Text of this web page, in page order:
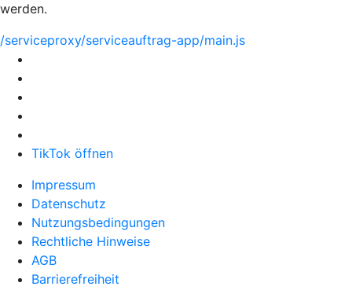
werden.
/serviceproxy/serviceauftrag-app/main.js
TikTok öffnen
Impressum
Datenschutz
Nutzungsbedingungen
Rechtliche Hinweise
AGB
Barrierefreiheit